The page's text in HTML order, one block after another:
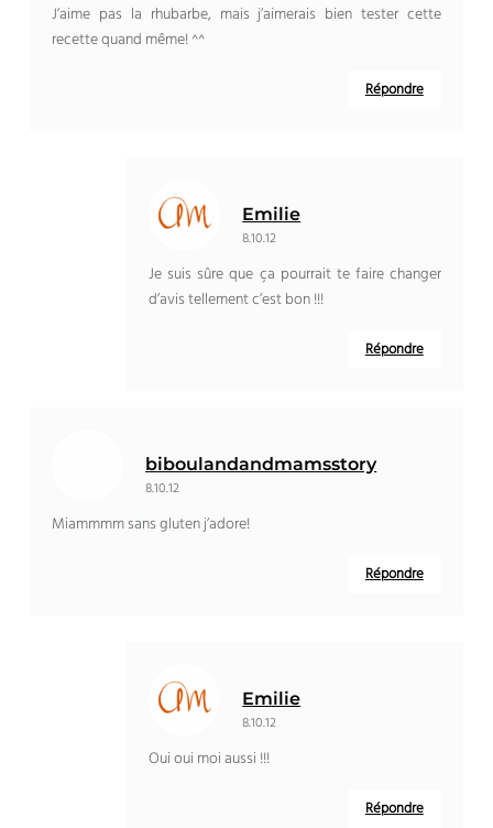
J’aime pas la rhubarbe, mais j’aimerais bien tester cette
recette quand même! ^^
Répondre
Emilie
8.10.12
Je suis sûre que ça pourrait te faire changer
d’avis tellement c’est bon !!!
Répondre
biboulandandmamsstory
8.10.12
Miammmm sans gluten j’adore!
Répondre
Emilie
8.10.12
Oui oui moi aussi !!!
Répondre